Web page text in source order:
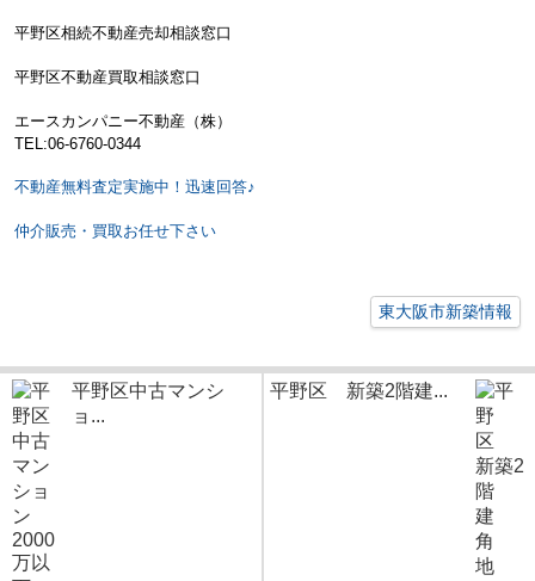
平野区相続不動産売却相談窓口
平野区不動産買取相談窓口
エースカンパニー不動産（株）
TEL:06-6760-0344
不動産無料査定実施中！迅速回答♪
仲介販売・買取お任せ下さい
東大阪市新築情報
平野区中古マンシ
ョ...
平野区 新築2階建...